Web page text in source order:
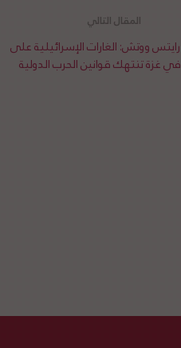
ووتش: الغارات الإسرائيلية على
في غزة تنتهك قوانين الحرب الدولية